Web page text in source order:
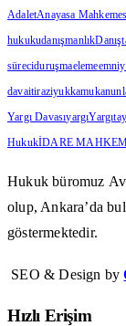
AdaletAnayasa
hukukudanışmanlık
süreciduruşmaeleme
davaitiraziyukkamukanun
Yargı Davasıyargı
HukukİDARE
Hukuk büromuz
olup, Ankara’da
göstermektedir.
SEO & Design by
Hızlı Erişim